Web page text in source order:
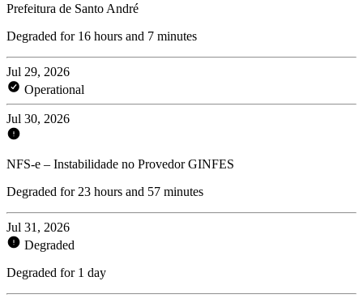
Prefeitura de Santo André
Degraded for 16 hours and 7 minutes
Jul 29, 2026
Operational
Jul 30, 2026
NFS-e – Instabilidade no Provedor GINFES
Degraded for 23 hours and 57 minutes
Jul 31, 2026
Degraded
Degraded for 1 day